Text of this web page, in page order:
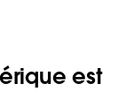
est